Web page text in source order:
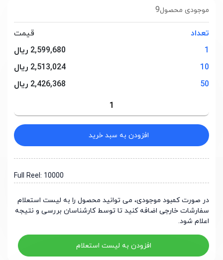
9موجودی محصول
تعداد
قیمت
1
2,599,680 ریال
10
2,513,024 ریال
50
2,426,368 ریال
افزودن به سبد خرید
Full Reel: 10000
در صورت کمبود موجودی، می توانید محصول را به لیست استعلام
سفارشات خارجی اضافه کنید تا توسط کارشناسان بررسی و نتیجه
اعلام شود.
افزودن به لیست استعلام